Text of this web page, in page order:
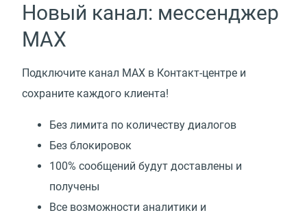
Новый канал: мессенджер
MAX
Подключите канал MAX в Контакт-центре и
сохраните каждого клиента!
Без лимита по количеству диалогов
Без блокировок
100% сообщений будут доставлены и
получены
Все возможности аналитики и